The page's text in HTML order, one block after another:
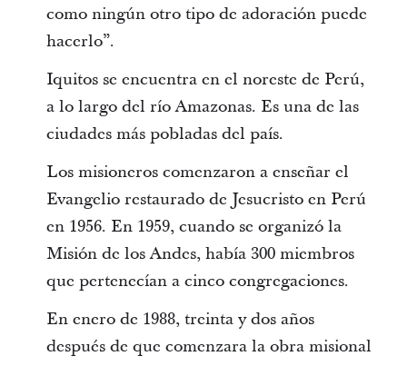
como ningún otro tipo de adoración puede
hacerlo”.
Iquitos se encuentra en el noreste de Perú,
a lo largo del río Amazonas. Es una de las
ciudades más pobladas del país.
Los misioneros comenzaron a enseñar el
Evangelio restaurado de Jesucristo en Perú
en 1956. En 1959, cuando se organizó la
Misión de los Andes, había 300 miembros
que pertenecían a cinco congregaciones.
En enero de 1988, treinta y dos años
después de que comenzara la obra misional